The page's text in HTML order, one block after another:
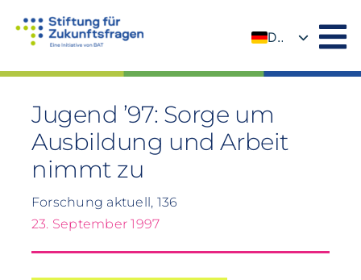
Inhalt
DE
Jugend ’97: Sorge um
Ausbildung und Arbeit
nimmt zu
Forschung aktuell, 136
23. September 1997